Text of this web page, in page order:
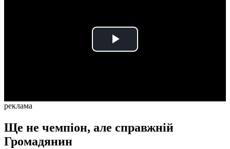
Play
реклама
Ще не чемпіон, але справжній
Громадянин